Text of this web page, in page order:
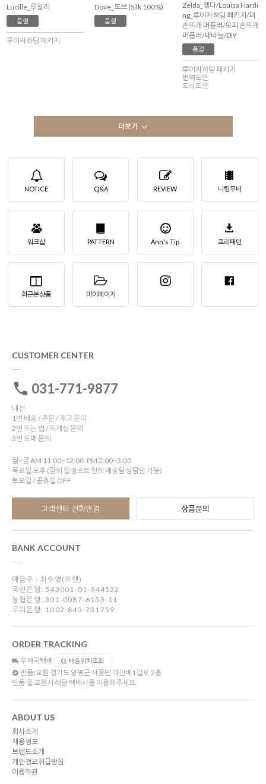
Lucille_루칠리
품절
루이자하딩 패키지
Dove_도브 (Silk 100%)
품절
Zelda_젤다/Louisa Hardi
ng_루이자하딩 패키지/퍼
손뜨개 머플러/모피 손뜨개
머플러/대바늘/DIY
품절
루이자하딩 패키지
번역도안
도식도안
더보기
NOTICE Q&A REVIEW 니팅무비
워크샵 PATTERN Ann's Tip 프리패턴
최근본상품 마이페이지
CUSTOMER CENTER
031-771-9877
내선
1번 배송 / 주문 / 재고 문의
2번 뜨는 법 / 뜨개실 문의
3번 도매 문의
월~금 AM 11:00~12:00, PM 2:00~3:00
목요일 오후 (강의 일정으로 인해 배송팀 상담만 가능)
토요일 / 공휴일 OFF
고객센터 전화연결 상품문의
BANK ACCOUNT
예금주 : 최수영(뜨앤)
국민은행: 543001-01-344522
농협은행: 301-0087-6153-11
우리은행: 1002-843-731759
ORDER TRACKING
우체국택배 배송위치조회
반품/교환 경기도 양평군 서종면 마진배1길 9, 2층
반품 및 교환시 해당 택배사를 이용해주세요.
ABOUT US
회사소개
채용정보
브랜드소개
개인정보취급방침
이용약관